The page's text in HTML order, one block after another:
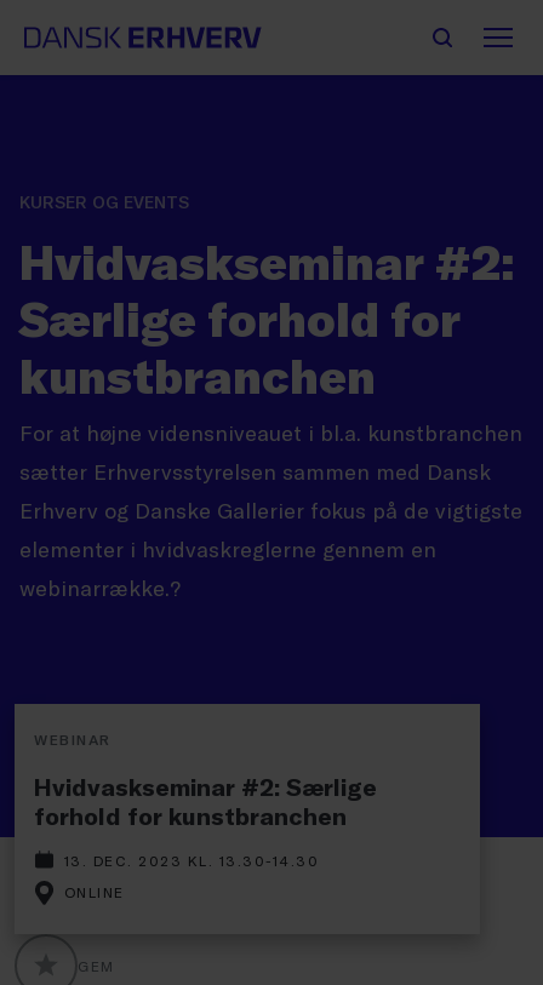
KURSER OG EVENTS
Hvidvaskseminar #2:
Særlige forhold for
kunstbranchen
For at højne vidensniveauet i bl.a. kunstbranchen
sætter Erhvervsstyrelsen sammen med Dansk
Erhverv og Danske Gallerier fokus på de vigtigste
elementer i hvidvaskreglerne gennem en
webinarrække.?
WEBINAR
Hvidvaskseminar #2: Særlige
forhold for kunstbranchen
13. DEC. 2023 KL. 13.30-14.30
ONLINE
GEM